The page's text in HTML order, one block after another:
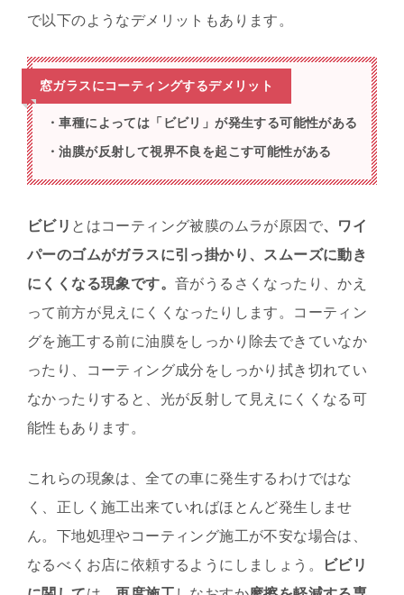
で以下のようなデメリットもあります。
窓ガラスにコーティングするデメリット
・車種によっては「ビビリ」が発生する可能性がある
・油膜が反射して視界不良を起こす可能性がある
ビビリ とはコーティング被膜のムラが原因で、ワイ
パーのゴムがガラスに引っ掛かり、スムーズに動き
にくくなる現象です。 音がうるさくなったり、かえ
って前方が見えにくくなったりします。コーティン
グを施工する前に油膜をしっかり除去できていなか
ったり、コーティング成分をしっかり拭き切れてい
なかったりすると、光が反射して見えにくくなる可
能性もあります。
これらの現象は、全ての車に発生するわけではな
く、正しく施工出来ていればほとんど発生しませ
ん。下地処理やコーティング施工が不安な場合は、
なるべくお店に依頼するようにしましょう。
ビビリ